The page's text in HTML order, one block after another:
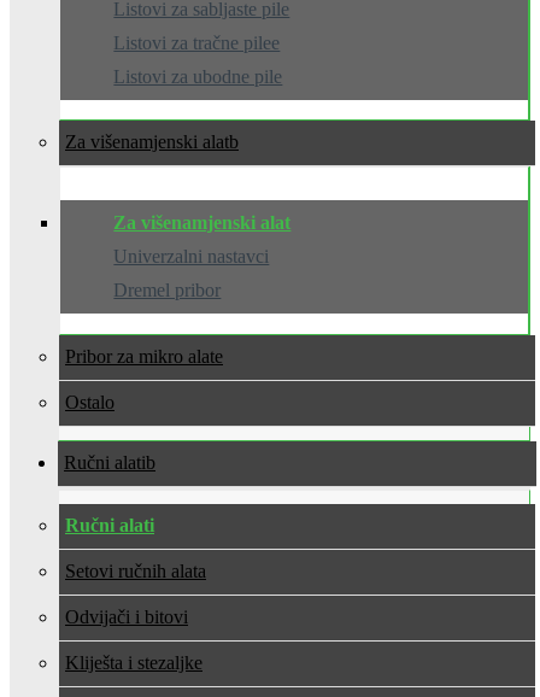
Listovi za sabljaste pile
Listovi za tračne pilee
Listovi za ubodne pile
Za višenamjenski alat
Za višenamjenski alat
Univerzalni nastavci
Dremel pribor
Pribor za mikro alate
Ostalo
Ručni alati
Ručni alati
Setovi ručnih alata
Odvijači i bitovi
Kliješta i stezaljke